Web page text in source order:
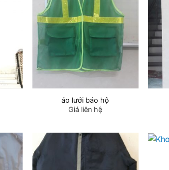
áo lưới bảo hộ
Giá liên hệ